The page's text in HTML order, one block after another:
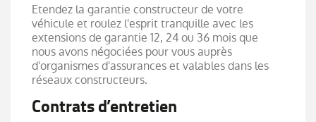
Etendez la garantie constructeur de votre
véhicule et roulez l'esprit tranquille avec les
extensions de garantie 12, 24 ou 36 mois que
nous avons négociées pour vous auprès
d'organismes d'assurances et valables dans les
réseaux constructeurs.
Contrats d’entretien